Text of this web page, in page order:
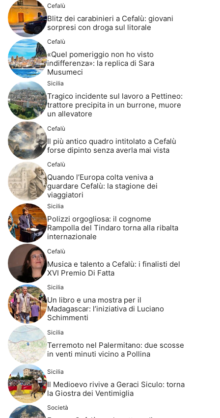
Cefalù
Blitz dei carabinieri a Cefalù: giovani
sorpresi con droga sul litorale
Cefalù
«Quel pomeriggio non ho visto
indifferenza»: la replica di Sara
Musumeci
Sicilia
Tragico incidente sul lavoro a Pettineo:
trattore precipita in un burrone, muore
un allevatore
Cefalù
Il più antico quadro intitolato a Cefalù
forse dipinto senza averla mai vista
Cefalù
Quando l’Europa colta veniva a
guardare Cefalù: la stagione dei
viaggiatori
Sicilia
Polizzi orgogliosa: il cognome
Rampolla del Tindaro torna alla ribalta
internazionale
Cefalù
Musica e talento a Cefalù: i finalisti del
XVI Premio Di Fatta
Sicilia
Un libro e una mostra per il
Madagascar: l’iniziativa di Luciano
Schimmenti
Sicilia
Terremoto nel Palermitano: due scosse
in venti minuti vicino a Pollina
Sicilia
Il Medioevo rivive a Geraci Siculo: torna
la Giostra dei Ventimiglia
Società